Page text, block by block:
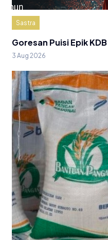
Sastra
Goresan Puisi Epik KDB
3 Aug 2026